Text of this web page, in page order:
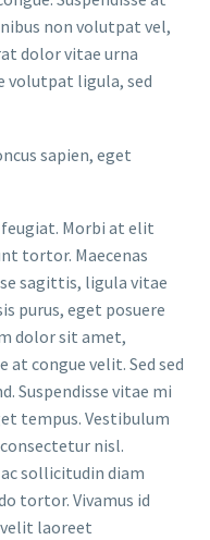
non volutpat vel,
dolor vitae urna
volutpat ligula, sed
sapien, eget
Morbi at elit
tortor. Maecenas
sagittis, ligula vitae
purus, eget posuere
dolor sit amet,
at congue velit. Sed sed
Suspendisse vitae mi
tempus. Vestibulum
nisl.
sollicitudin diam
tortor. Vivamus id
laoreet